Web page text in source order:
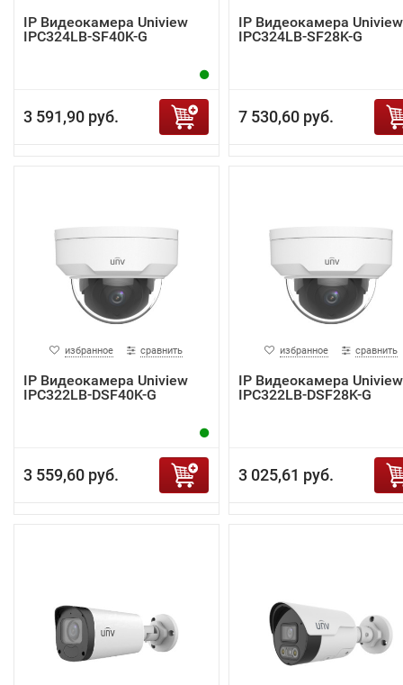
IP Видеокамера Uniview
IPC324LB-SF40K-G
3 591,90 руб.
IP Видеокамера Uniview
IPC324LB-SF28K-G
7 530,60 руб.
избранное сравнить
IP Видеокамера Uniview
IPC322LB-DSF40K-G
3 559,60 руб.
избранное сравнить
IP Видеокамера Uniview
IPC322LB-DSF28K-G
3 025,61 руб.